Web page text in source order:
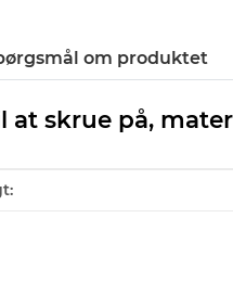
om produktet
at skrue på,